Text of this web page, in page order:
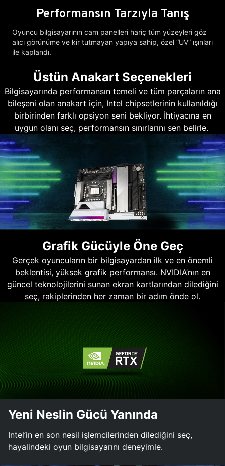
Performansın Tarzıyla Tanış
Oyuncu bilgisayarının cam panelleri hariç tüm yüzeyleri göz
alıcı görünüme ve kir tutmayan yapıya sahip, özel “UV” ışınları
ile kaplandı.
Üstün Anakart Seçenekleri
Bilgisayarında performansın temeli ve tüm parçaların ana
bileşeni olan anakart için, Intel chipsetlerinin kullanıldığı
birbirinden farklı opsiyon seni bekliyor. İhtiyacına en
uygun olanı seç, performansın sınırlarını sen belirle.
Grafik Gücüyle Öne Geç
Gerçek oyuncuların bir bilgisayardan ilk ve en önemli
beklentisi, yüksek grafik performansı. NVIDIA’nın en
güncel teknolojilerini sunan ekran kartlarından dilediğini
seç, rakiplerinden her zaman bir adım önde ol.
Yeni Neslin Gücü Yanında
Intel’in en son nesil işlemcilerinden dilediğini seç,
hayalindeki oyun bilgisayarını deneyimle.